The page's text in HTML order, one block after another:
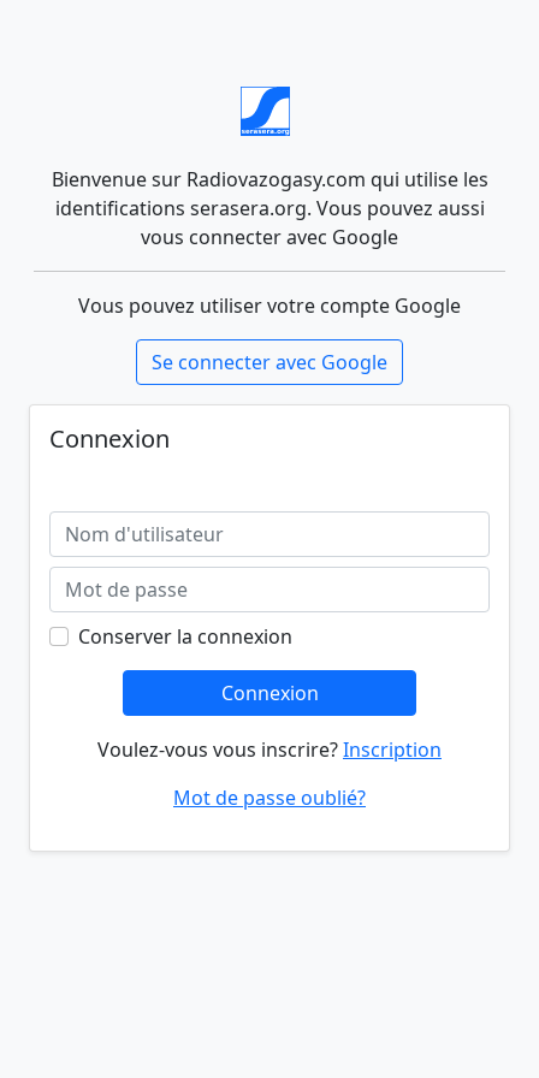
Bienvenue sur Radiovazogasy.com qui utilise les
identifications serasera.org. Vous pouvez aussi
vous connecter avec Google
Vous pouvez utiliser votre compte Google
Se connecter avec Google
Connexion
Conserver la connexion
Connexion
Voulez-vous vous inscrire?Inscription
Mot de passe oublié?